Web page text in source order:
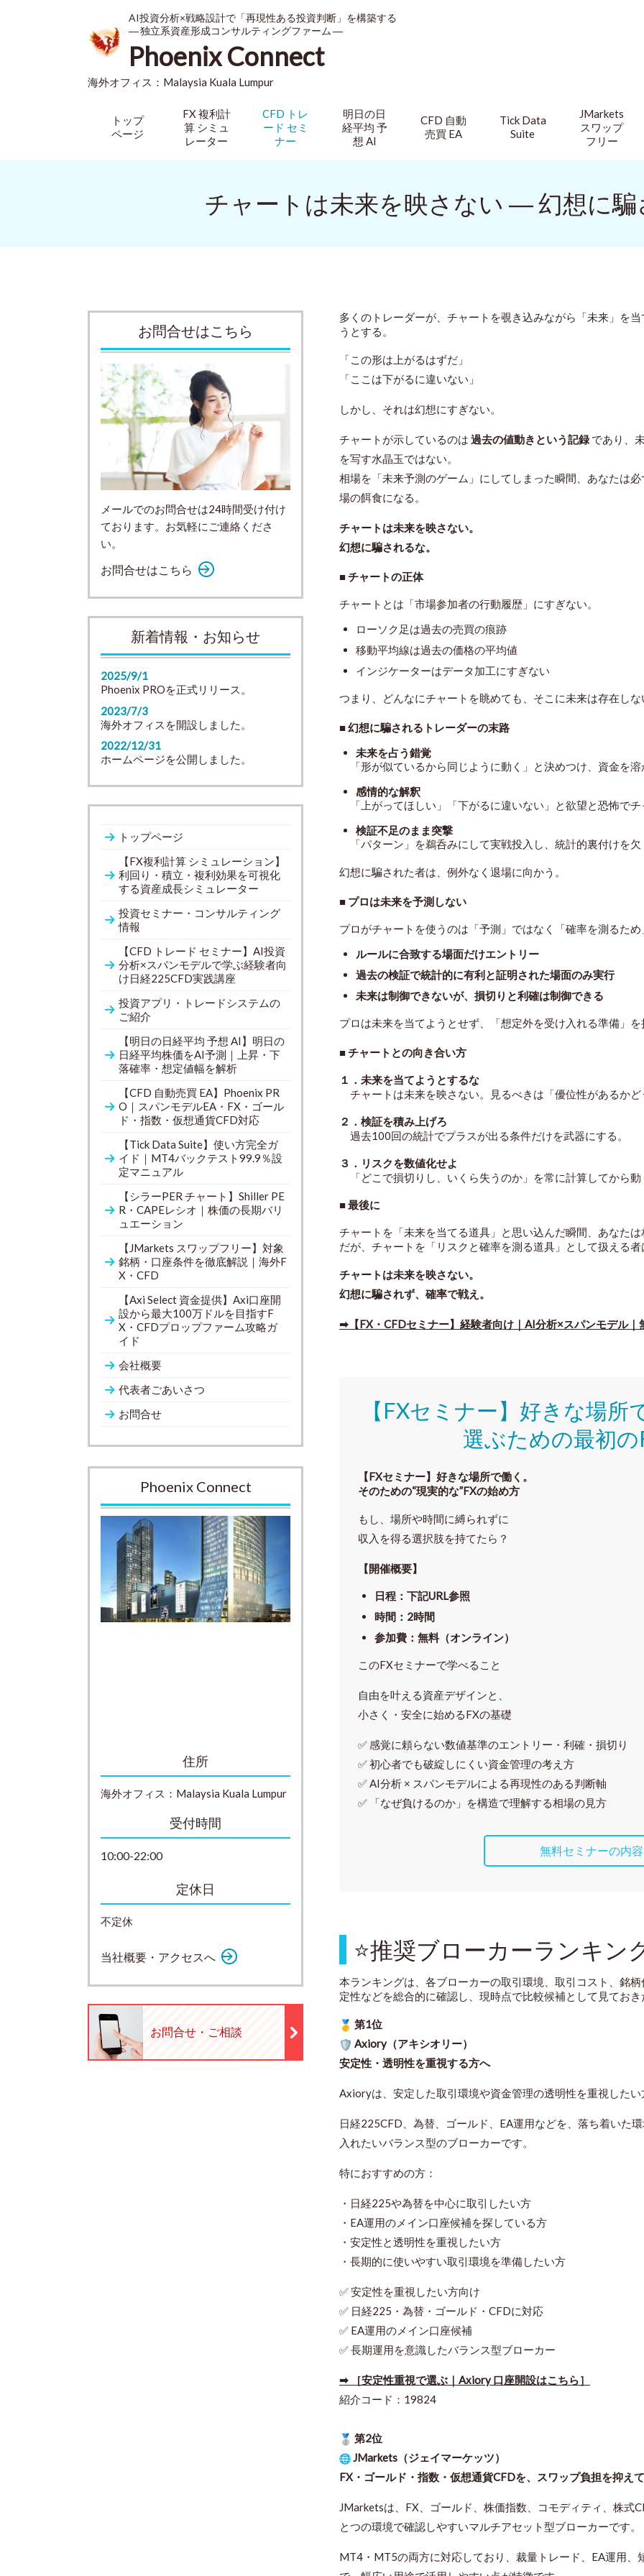
AI投資分析×戦略設計で「再現性ある投資判断」を構築する
― 独立系資産形成コンサルティングファーム ―
Phoenix Connect
海外オフィス： Malaysia Kuala Lumpur
トップ
ページ
FX 複利計
算 シミュ
レーター
CFD トレ
ード セミ
ナー
明日の日
経平均 予
想 AI
CFD 自動
売買 EA
Tick Data
Suite
JMarkets
スワップ
フリー
チャートは未来を映さない ― 幻想に
多くのトレーダーが、チャートを覗き込みながら「未来」を当
うとする。
「この形は上がるはずだ」
「ここは下がるに違いない」
しかし、それは幻想にすぎない。
チャートが示しているのは 過去の値動きという記録 であり、
を写す水晶玉ではない。
相場を「未来予測のゲーム」にしてしまった瞬間、あなたは必
場の餌食になる。
チャートは未来を映さない。
幻想に騙されるな。
■ チャートの正体
チャートとは「市場参加者の行動履歴」にすぎない。
ローソク足は過去の売買の痕跡
移動平均線は過去の価格の平均値
インジケーターはデータ加工にすぎない
つまり、どんなにチャートを眺めても、そこに未来は存在しな
■ 幻想に騙されるトレーダーの末路
未来を占う錯覚
「形が似ているから同じように動く」と決めつけ、資金を溶
感情的な解釈
「上がってほしい」「下がるに違いない」と欲望と恐怖で
検証不足のまま突撃
「パターン」を鵜呑みにして実戦投入し、統計的裏付けを欠
幻想に騙された者は、例外なく退場に向かう。
■ プロは未来を予測しない
プロがチャートを使うのは「予測」ではなく「確率を測るため
ルールに合致する場面だけエントリー
過去の検証で統計的に有利と証明された場面のみ実行
未来は制御できないが、損切りと利確は制御できる
プロは未来を当てようとせず、「想定外を受け入れる準備」
■ チャートとの向き合い方
１．未来を当てようとするな
チャートは未来を映さない。見るべきは「優位性があるかど
２．検証を積み上げろ
過去100回の統計でプラスが出る条件だけを武器にする。
３．リスクを数値化せよ
「どこで損切りし、いくら失うのか」を常に計算してから動
■ 最後に
チャートを「未来を当てる道具」と思い込んだ瞬間、あなた
だが、チャートを「リスクと確率を測る道具」として扱える
チャートは未来を映さない。
幻想に騙されず、確率で戦え。
➡【FX・CFDセミナー】経験者向け｜AI分析×スパンモデル｜
【FXセミナー】好きな場
選ぶための最初
【FXセミナー】好きな場所で働く。
そのための“現実的な”FXの始め方
もし、場所や時間に縛られずに
収入を得る選択肢を持てたら？
【開催概要】
日程：下記URL参照
時間： 2時間
参加費： 無料（オンライン）
このFXセミナーで学べること
自由を叶える資産デザインと、
小さく・安全に始めるFXの基礎
✅ 感覚に頼らない数値基準のエントリー・利確・損切り
✅ 初心者でも破綻しにくい資金管理の考え方
✅ AI分析 × スパンモデルによる再現性のある判断軸
✅ 「なぜ負けるのか」を構造で理解する相場の見方
無料セミナーの内
⭐推奨ブローカーランキン
本ランキングは、各ブローカーの取引環境、取引コスト、銘
定性などを総合的に確認し、現時点で比較候補として見てお
第1位
Axiory（アキシオリー）
安定性・透明性を重視する方へ
Axioryは、安定した取引環境や資金管理の透明性を重視した
日経225CFD、為替、ゴールド、EA運用などを、落ち着いた
入れたいバランス型のブローカーです。
特におすすめの方：
・日経225や為替を中心に取引したい方
・EA運用のメイン口座候補を探している方
・安定性と透明性を重視したい方
・長期的に使いやすい取引環境を準備したい方
✅ 安定性を重視したい方向け
✅ 日経225・為替・ゴールド・CFDに対応
✅ EA運用のメイン口座候補
✅ 長期運用を意識したバランス型ブローカー
➡ ［安定性重視で選ぶ｜Axiory 口座開設はこちら］
紹介コード：19824
第2位
JMarkets（ジェイマーケッツ）
FX・ゴールド・指数・仮想通貨CFDを、スワップ負担を抑え
JMarketsは、FX、ゴールド、株価指数、コモディティ、株式
とつの環境で確認しやすいマルチアセット型ブローカーです。
MT4・MT5の両方に対応しており、裁量トレード、EA運用、
お問合せはこちら
メールでのお問合せは24時間受け付け
ております。お気軽にご連絡くださ
い。
お問合せはこちら
新着情報・お知らせ
2025/9/1
Phoenix PROを正式リリース。
2023/7/3
海外オフィスを開設しました。
2022/12/31
ホームページを公開しました。
トップページ
【FX複利計算 シミュレーション】
利回り・積立・複利効果を可視化
する資産成長シミュレーター
投資セミナー・コンサルティング
情報
【CFD トレード セミナー】AI投資
分析×スパンモデルで学ぶ経験者向
け日経225CFD実践講座
投資アプリ・トレードシステムの
ご紹介
【明日の日経平均 予想 AI】明日の
日経平均株価をAI予測｜上昇・下
落確率・想定値幅を解析
【CFD 自動売買 EA】Phoenix PR
O｜スパンモデルEA・FX・ゴール
ド・指数・仮想通貨CFD対応
【Tick Data Suite】使い方完全ガ
イド｜MT4バックテスト99.9％設
定マニュアル
【シラーPER チャート】Shiller PE
R・CAPEレシオ｜株価の長期バリ
ュエーション
【JMarkets スワップフリー】対象
銘柄・口座条件を徹底解説｜海外F
X・CFD
【Axi Select 資金提供】Axi口座開
設から最大100万ドルを目指すF
X・CFDプロップファーム攻略ガ
イド
会社概要
代表者ごあいさつ
お問合せ
Phoenix Connect
住所
海外オフィス： Malaysia Kuala Lumpur
受付時間
10:00-22:00
定休日
不定休
当社概要・アクセスへ
お問合せ・ご相談